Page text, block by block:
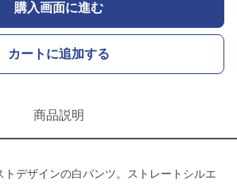
購入画面に進む
カートに追加する
商品説明
デザインの白パンツ。ストレートシルエ